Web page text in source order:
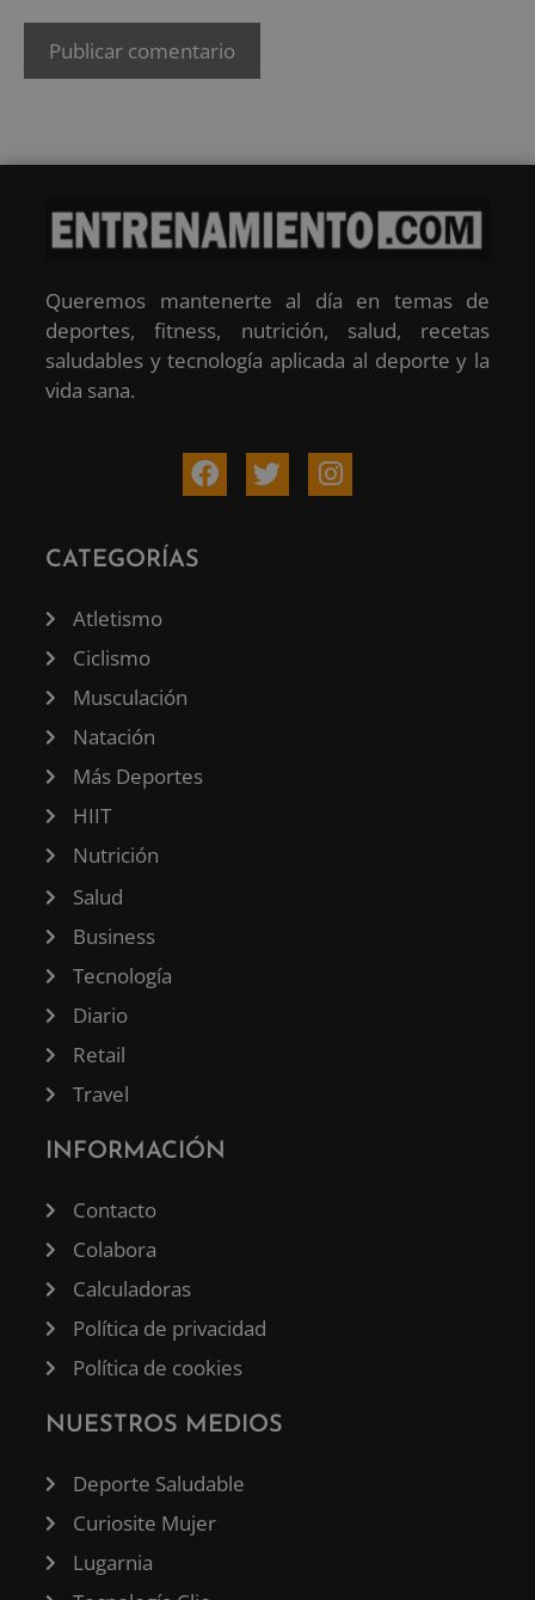
Queremos mantenerte al día en temas de
deportes, fitness, nutrición, salud, recetas
saludables y tecnología aplicada al deporte y la
vida sana.
CATEGORÍAS
Atletismo
Ciclismo
Musculación
Natación
Más Deportes
HIIT
Nutrición
Salud
Business
Tecnología
Diario
Retail
Travel
INFORMACIÓN
Contacto
Colabora
Calculadoras
Política de privacidad
Política de cookies
NUESTROS MEDIOS
Deporte Saludable
Curiosite Mujer
Lugarnia